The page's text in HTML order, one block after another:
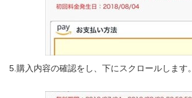
5.購入内容の確認をし、下にスクロールします。